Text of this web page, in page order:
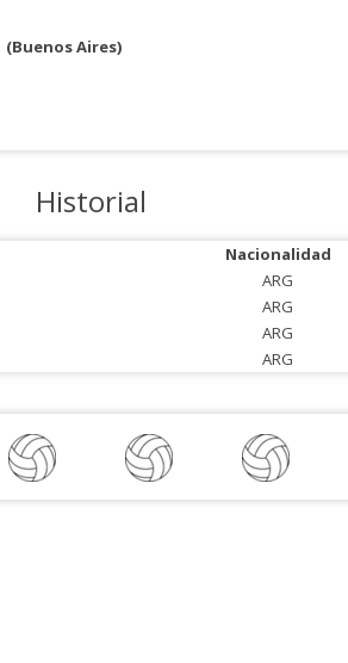
(Buenos Aires)
Historial
Nacionalidad
ARG
ARG
ARG
ARG